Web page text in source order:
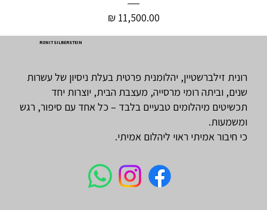
מחיר
RONIT SILBERSTEIN
רונית זילברשטיין, יהלומנית פרטית בעלת ניסיון של עשרות
שנים, וביתה רומי מרסייה, מעצבת הבית, יוצרות יחד
תכשיטים מיהלומים טבעיים בלבד – כל אחד עם סיפור, רגש
ומשמעות.
כי חיבור אמיתי ראוי ליהלום אמיתי.